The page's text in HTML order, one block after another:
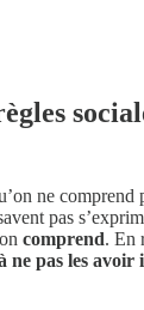
ne comprend
pas
comprend. En
ne pas les avoir